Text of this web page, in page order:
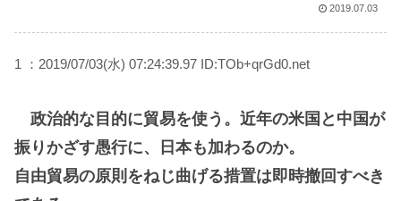
2019.07.03
1 ：2019/07/03(水) 07:24:39.97 ID:TOb+qrGd0.net
政治的な目的に貿易を使う。近年の米国と中国が
振りかざす愚行に、日本も加わるのか。
自由貿易の原則をねじ曲げる措置は即時撤回すべき